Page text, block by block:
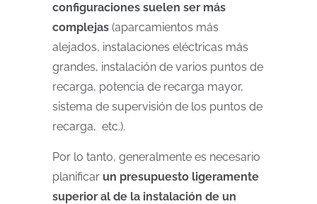
configuraciones suelen ser más
complejas (aparcamientos más
alejados, instalaciones eléctricas más
grandes, instalación de varios puntos de
recarga, potencia de recarga mayor,
sistema de supervisión de los puntos de
recarga, etc.).
Por lo tanto, generalmente es necesario
planificar un presupuesto ligeramente
superior al de la instalación de un